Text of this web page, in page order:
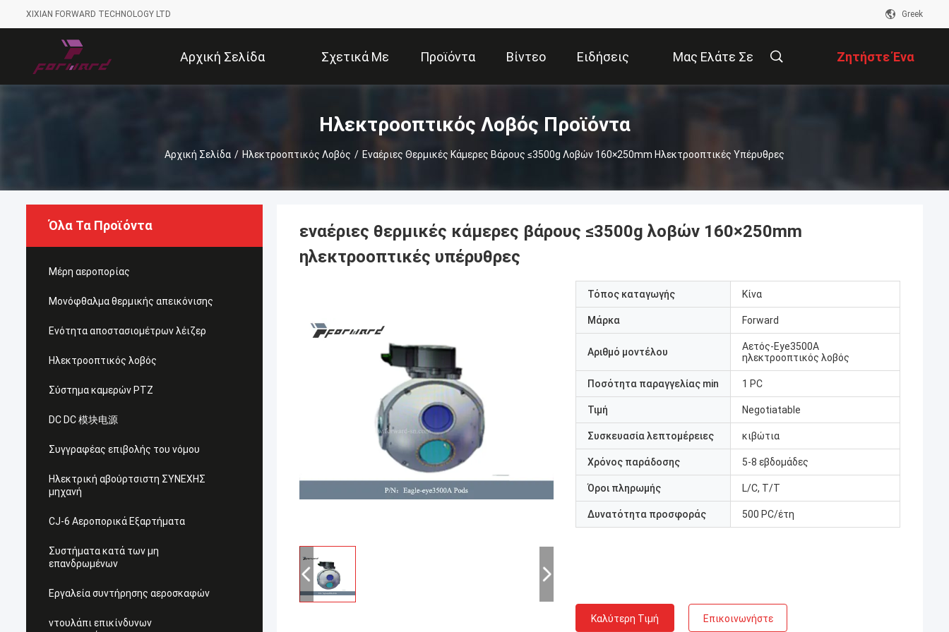
XIXIAN FORWARD TECHNOLOGY LTD Greek
Αρχική Σελίδα Σχετικά Με Προϊόντα Βίντεο Ειδήσεις Μας Ελάτε Σε Ζητήστε Ένα
Απόσπασμα
Ηλεκτροοπτικός Λοβός Προϊόντα
Αρχική Σελίδα / Ηλεκτροοπτικός Λοβός / Εναέριες Θερμικές Κάμερες Βάρους ≤3500g Λοβών 160×250mm Ηλεκτροοπτικές Υπέρυθρες
Όλα Τα Προϊόντα
Μέρη αεροπορίας
Μονόφθαλμα θερμικής απεικόνισης
Ενότητα αποστασιομέτρων λέιζερ
Ηλεκτροοπτικός λοβός
Σύστημα καμερών PTZ
DC DC 模块电源
Συγγραφέας επιβολής του νόμου
Ηλεκτρική αβούρτσιστη ΣΥΝΕΧΗΣ
μηχανή
CJ-6 Αεροπορικά Εξαρτήματα
Συστήματα κατά των μη
επανδρωμένων
Εργαλεία συντήρησης αεροσκαφών
ντουλάπι επικίνδυνων
εναέριες θερμικές κάμερες βάρους ≤3500g λοβών 160×250mm
ηλεκτροοπτικές υπέρυθρες
Τόπος καταγωγής Κίνα
Μάρκα Forward
Αριθμό μοντέλου
Αετός-Eye3500A
ηλεκτροοπτικός λοβός
Ποσότητα παραγγελίας min 1 PC
Τιμή Negotiatable
Συσκευασία λεπτομέρειες κιβώτια
Χρόνος παράδοσης 5-8 εβδομάδες
Όροι πληρωμής L/C, T/T
Δυνατότητα προσφοράς 500 PC/έτη
Καλύτερη Τιμή Επικοινωνήστε